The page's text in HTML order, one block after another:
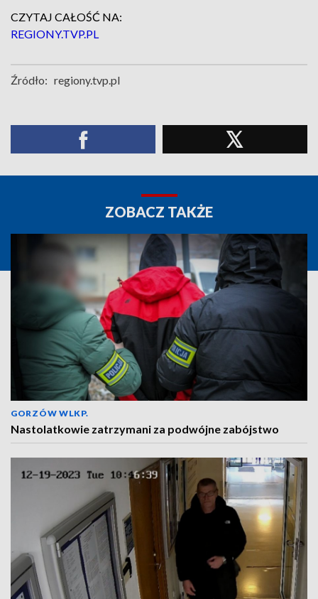
CZYTAJ CAŁOŚĆ NA:
REGIONY.TVP.PL
Źródło: regiony.tvp.pl
ZOBACZ TAKŻE
GORZÓW WLKP.
Nastolatkowie zatrzymani za podwójne zabójstwo